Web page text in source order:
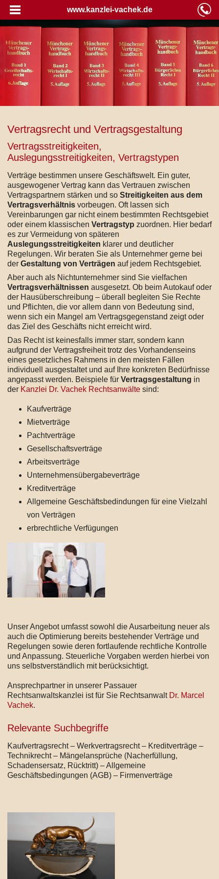
www.kanzlei-vachek.de
Vertragsrecht und Vertragsgestaltung
Vertragsstreitigkeiten,
Auslegungsstreitigkeiten, Vertragstypen
Verträge bestimmen unsere Geschäftswelt. Ein guter,
ausgewogener Vertrag kann das Vertrauen zwischen
Vertragspartnern stärken und so Streitigkeiten aus dem
Vertragsverhältnis vorbeugen. Oft lassen sich
Vereinbarungen gar nicht einem bestimmten Rechtsgebiet
oder einem klassischen Vertragstyp zuordnen. Hier bedarf
es zur Vermeidung von späteren
Auslegungsstreitigkeiten klarer und deutlicher
Regelungen. Wir beraten Sie als Unternehmer gerne bei
der Gestaltung von Verträgen auf jedem Rechtsgebiet.
Aber auch als Nichtunternehmer sind Sie vielfachen
Vertragsverhältnissen ausgesetzt. Ob beim Autokauf oder
der Hausüberschreibung – überall begleiten Sie Rechte
und Pflichten, die vor allem dann von Bedeutung sind,
wenn sich ein Mangel am Vertragsgegenstand zeigt oder
das Ziel des Geschäfts nicht erreicht wird.
Das Recht ist keinesfalls immer starr, sondern kann
aufgrund der Vertragsfreiheit trotz des Vorhandenseins
eines gesetzliches Rahmens in den meisten Fällen
individuell ausgestaltet und auf Ihre konkreten Bedürfnisse
angepasst werden. Beispiele für Vertragsgestaltung in
der Kanzlei Dr. Vachek Rechtsanwälte sind:
Kaufverträge
Mietverträge
Pachtverträge
Gesellschaftsverträge
Arbeitsverträge
Unternehmensübergabeverträge
Kreditverträge
Allgemeine Geschäftsbedindungen für eine Vielzahl
von Verträgen
erbrechtliche Verfügungen
Unser Angebot umfasst sowohl die Ausarbeitung neuer als
auch die Optimierung bereits bestehender Verträge und
Regelungen sowie deren fortlaufende rechtliche Kontrolle
und Anpassung. Steuerliche Vorgaben werden hierbei von
uns selbstverständlich mit berücksichtigt.
Ansprechpartner in unserer Passauer
Rechtsanwaltskanzlei ist für Sie Rechtsanwalt Dr. Marcel
Vachek.
Relevante Suchbegriffe
Kaufvertragsrecht – Werkvertragsrecht – Kreditverträge –
Technikrecht – Mängelansprüche (Nacherfüllung,
Schadensersatz, Rücktritt) – Allgemeine
Geschäftsbedingungen (AGB) – Firmenverträge